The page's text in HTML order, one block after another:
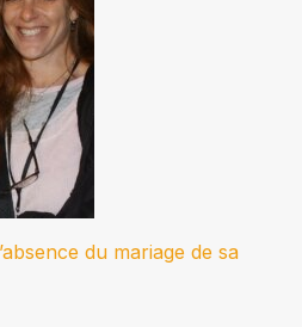
du mariage de sa